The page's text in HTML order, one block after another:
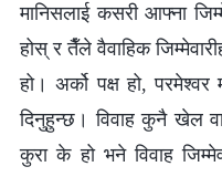
मानिसलाई कसरी आफ्ना
होस् र तैँले वैवाहिक
हो। अर्को पक्ष हो, परमेश्‍वर
दिनुहुन्छ। विवाह कुनै खेल वा
कुरा के हो भने विवाह